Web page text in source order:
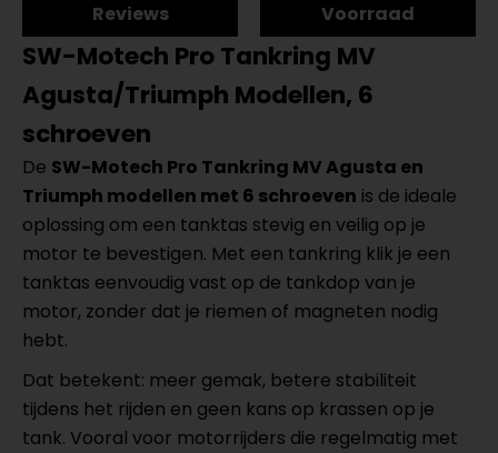
Reviews Voorraad
SW-Motech Pro Tankring MV
Agusta/Triumph Modellen, 6
schroeven
De SW-Motech Pro Tankring MV Agusta en
Triumph modellen met 6 schroeven is de ideale
oplossing om een tanktas stevig en veilig op je
motor te bevestigen. Met een tankring klik je een
tanktas eenvoudig vast op de tankdop van je
motor, zonder dat je riemen of magneten nodig
hebt.
Dat betekent: meer gemak, betere stabiliteit
tijdens het rijden en geen kans op krassen op je
tank. Vooral voor motorrijders die regelmatig met